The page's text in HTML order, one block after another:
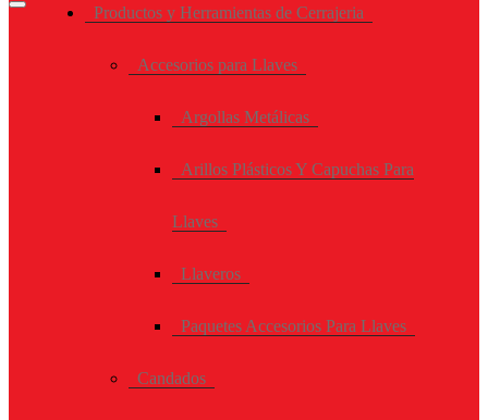
Productos y Herramientas de Cerrajeria
Accesorios para Llaves
Argollas Metálicas
Arillos Plásticos Y Capuchas Para
Llaves
Llaveros
Paquetes Accesorios Para Llaves
Candados